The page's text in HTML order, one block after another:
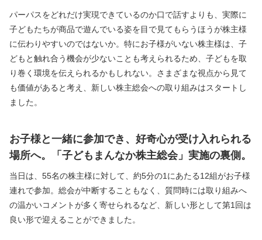
パーパスをどれだけ実現できているのか口で話すよりも、実際に
子どもたちが商品で遊んでいる姿を目で見てもらうほうが株主様
に伝わりやすいのではないか。特にお子様がいない株主様は、子
どもと触れ合う機会が少ないことも考えられるため、子どもを取
り巻く環境を伝えられるかもしれない。さまざまな視点から見て
も価値があると考え、新しい株主総会への取り組みはスタートし
ました。
お子様と一緒に参加でき、好奇心が受け入れられる
場所へ。「子どもまんなか株主総会」実施の裏側。
当日は、55名の株主様に対して、約5分の1にあたる12組がお子様
連れで参加。総会が中断することもなく、質問時には取り組みへ
の温かいコメントが多く寄せられるなど、新しい形として第1回は
良い形で迎えることができました。